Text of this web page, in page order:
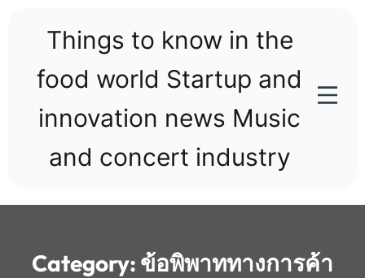
Things to know in the
food world Startup and
innovation news Music
and concert industry
Category: ข้อพิพาททางการค้า